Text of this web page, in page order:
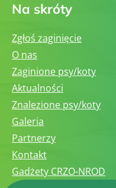
Na skróty
Zgłoś zaginięcie
O nas
Zaginione psy/koty
Aktualności
Znalezione psy/koty
Galeria
Partnerzy
Kontakt
Gadżety CRZO-NROD